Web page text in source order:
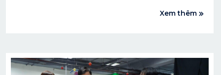
được giải Phim Việt Nam được yêu thích nhất trong
Xem thêm